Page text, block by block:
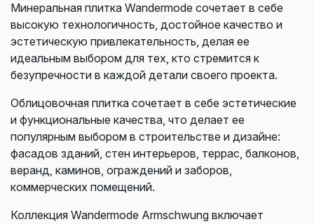
Минеральная плитка Wandermode сочетает в себе
высокую технологичность, достойное качество и
эстетическую привлекательность, делая ее
идеальным выбором для тех, кто стремится к
безупречности в каждой детали своего проекта.
Облицовочная плитка сочетает в себе эстетические
и функциональные качества, что делает ее
популярным выбором в строительстве и дизайне:
фасадов зданий, стен интерьеров, террас, балконов,
веранд, каминов, ограждений и заборов,
коммерческих помещений.
Коллекция Wandermode Armschwung включает